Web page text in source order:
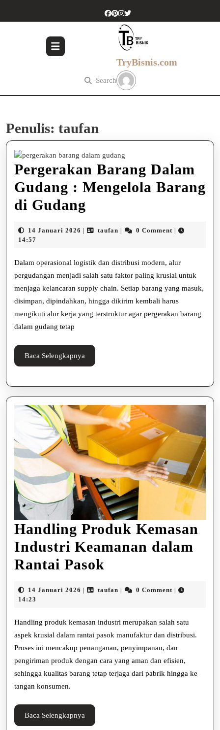
TryBisnis.com
Search
Penulis: taufan
Pergerakan Barang Dalam
Gudang : Mengelola Barang
di Gudang
Dalam
Gudang
:
Mengelola
Barang
Gudang
14 Januari 2026 14
| taufan taufan
| 0 Comment |
14:57
Dalam operasional logistik dan distribusi modern, alur
pergudangan menjadi salah satu faktor paling krusial untuk
menjaga kelancaran supply chain. Setiap barang yang masuk,
disimpan, dipindahkan, hingga dikirim kembali harus
mengikuti alur kerja yang terstruktur agar pergerakan barang
dalam gudang tetap
Baca Selengkapnya
Selengkapnya
Handling Produk Kemasan
Industri Keamanan dalam
Rantai Pasok
Kemasan
Industri
Keamanan
dalam
Rantai
14 Januari 2026 14
| taufan taufan
| 0 Comment |
14:23
Handling produk kemasan industri merupakan salah satu
aspek krusial dalam rantai pasok manufaktur dan distribusi.
Proses ini mencakup penanganan, penyimpanan, dan
pengiriman produk dengan cara yang aman dan efisien,
sehingga kualitas barang tetap terjaga dari pabrik hingga ke
tangan konsumen.
Baca Selengkapnya
Selengkapnya